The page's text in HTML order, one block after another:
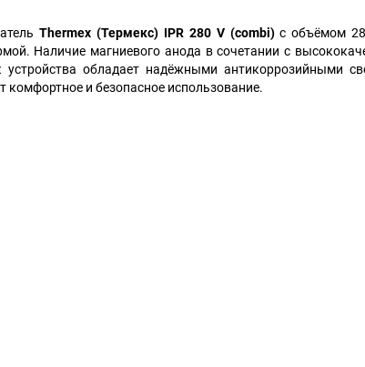
Thermex (Термекс) IPR 280 V (combi)с объёмом
Наличие магниевого анода в сочетании с
обладает надёжными антикоррозийными
комфортное и безопасное использование.